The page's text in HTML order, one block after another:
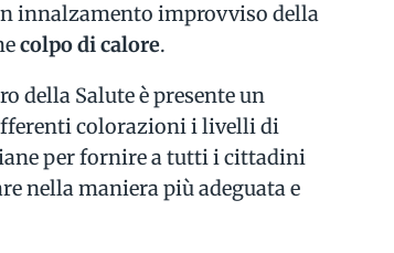
innalzamento improvviso della
colpo di calore.
della Salute è presente un
colorazioni i livelli di
per fornire a tutti i cittadini
nella maniera più adeguata e